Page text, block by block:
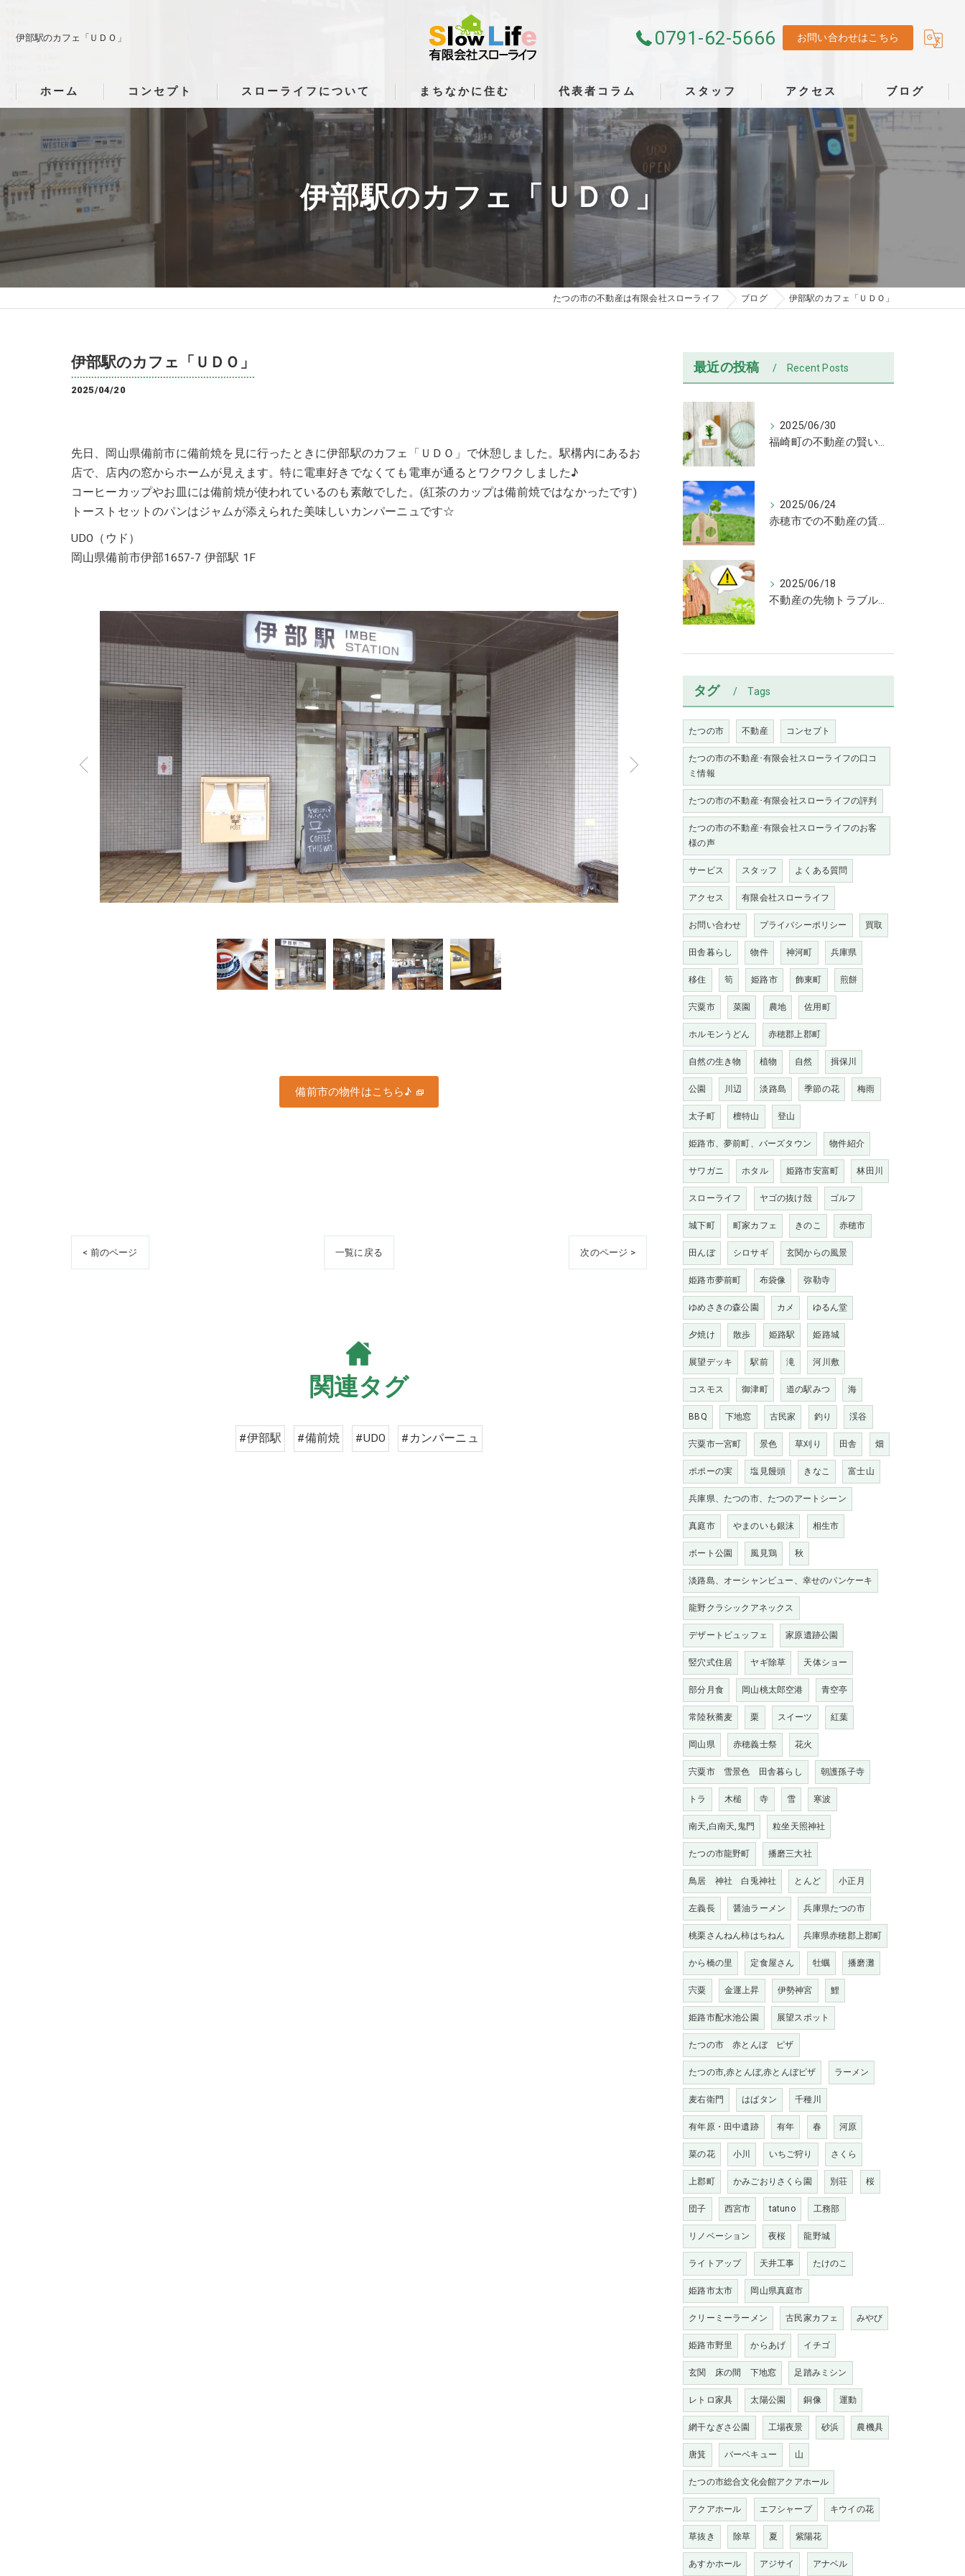
伊部駅のカフェ「ＵＤＯ」 0791-62-5666 お問い合わせはこちら
ホーム コンセプト スローライフについて まちなかに住む 代表者コラム スタッフ アクセス ブログ
伊部駅のカフェ「ＵＤＯ」
たつの市の不動産は有限会社スローライフ ブログ 伊部駅のカフェ「ＵＤＯ」
伊部駅のカフェ「ＵＤＯ」
2025/04/20
先日、岡山県備前市に備前焼を見に行ったときに伊部駅のカフェ「ＵＤＯ」で休憩しました。駅構内にあるお
店で、店内の窓からホームが見えます。特に電車好きでなくても電車が通るとワクワクしました♪
コーヒーカップやお皿には備前焼が使われているのも素敵でした。(紅茶のカップは備前焼ではなかったです)
トーストセットのパンはジャムが添えられた美味しいカンパーニュです☆
UDO（ウド）
岡山県備前市伊部1657-7 伊部駅 1F
備前市の物件はこちら♪
< 前のページ 一覧に戻る 次のページ >
関連タグ
#伊部駅 #備前焼 #UDO #カンパーニュ
最近の投稿 Recent Posts
2025/06/30
福崎町の不動産の賢い選び方！失敗しない売買と物件チェック術解説
2025/06/24
赤穂市での不動産の賃貸と売買比較！物件タイプ別選び方ガイド
2025/06/18
不動産の先物トラブルに注意！違法広告と賃貸物件の見抜き方
タグ Tags
たつの市 不動産 コンセプト
たつの市の不動産･有限会社スローライフの口コ
ミ情報
たつの市の不動産･有限会社スローライフの評判
たつの市の不動産･有限会社スローライフのお客
様の声
サービス スタッフ よくある質問
アクセス 有限会社スローライフ
お問い合わせ プライバシーポリシー 買取
田舎暮らし 物件 神河町 兵庫県
移住 筍 姫路市 飾東町 煎餅
宍粟市 菜園 農地 佐用町
ホルモンうどん 赤穂郡上郡町
自然の生き物 植物 自然 揖保川
公園 川辺 淡路島 季節の花 梅雨
太子町 檀特山 登山
姫路市、夢前町、バーズタウン 物件紹介
サワガニ ホタル 姫路市安富町 林田川
スローライフ ヤゴの抜け殻 ゴルフ
城下町 町家カフェ きのこ 赤穂市
田んぼ シロサギ 玄関からの風景
姫路市夢前町 布袋像 弥勒寺
ゆめさきの森公園 カメ ゆるん堂
夕焼け 散歩 姫路駅 姫路城
展望デッキ 駅前 滝 河川敷
コスモス 御津町 道の駅みつ 海
BBQ 下地窓 古民家 釣り 渓谷
宍粟市一宮町 景色 草刈り 田舎 畑
ポポーの実 塩見饅頭 きなこ 富士山
兵庫県、たつの市、たつのアートシーン
真庭市 やまのいも銀沫 相生市
ボート公園 風見鶏 秋
淡路島、オーシャンビュー、幸せのパンケーキ
龍野クラシックアネックス
デザートビュッフェ 家原遺跡公園
竪穴式住居 ヤギ除草 天体ショー
部分月食 岡山桃太郎空港 青空亭
常陸秋蕎麦 栗 スイーツ 紅葉
岡山県 赤穂義士祭 花火
宍粟市 雪景色 田舎暮らし 朝護孫子寺
トラ 木槌 寺 雪 寒波
南天,白南天,鬼門 粒坐天照神社
たつの市龍野町 播磨三大社
鳥居 神社 白兎神社 とんど 小正月
左義長 醤油ラーメン 兵庫県たつの市
桃栗さんねん柿はちねん 兵庫県赤穂郡上郡町
から橋の里 定食屋さん 牡蠣 播磨灘
宍粟 金運上昇 伊勢神宮 鯉
姫路市配水池公園 展望スポット
たつの市 赤とんぼ ピザ
たつの市,赤とんぼ,赤とんぼピザ ラーメン
麦右衛門 はばタン 千種川
有年原・田中遺跡 有年 春 河原
菜の花 小川 いちご狩り さくら
上郡町 かみごおりさくら園 別荘 桜
団子 西宮市 tatuno 工務部
リノベーション 夜桜 龍野城
ライトアップ 天井工事 たけのこ
姫路市太市 岡山県真庭市
クリーミーラーメン 古民家カフェ みやび
姫路市野里 からあげ イチゴ
玄関 床の間 下地窓 足踏みミシン
レトロ家具 太陽公園 銅像 運動
網干なぎさ公園 工場夜景 砂浜 農機具
唐箕 バーベキュー 山
たつの市総合文化会館アクアホール
アクアホール エフシャープ キウイの花
草抜き 除草 夏 紫陽花
あすかホール アジサイ アナベル